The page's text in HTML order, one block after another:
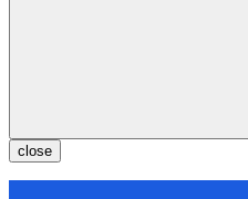
close